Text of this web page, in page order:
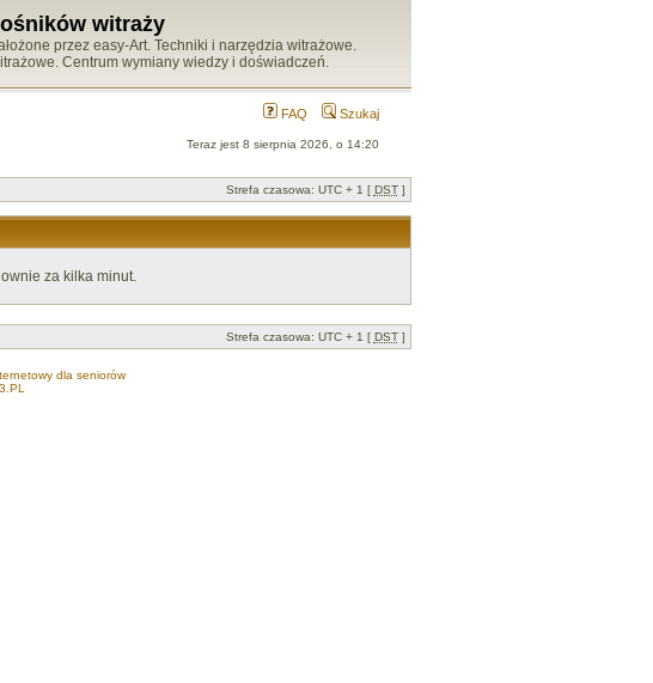
witraży
przez easy-Art. Techniki i narzędzia witrażowe.
Centrum wymiany wiedzy i doświadczeń.
FAQ Szukaj
Teraz jest 8 sierpnia 2026, o 14:20
Strefa czasowa: UTC + 1 [ DST]
za kilka minut.
Strefa czasowa: UTC + 1 [ DST]
dla seniorów